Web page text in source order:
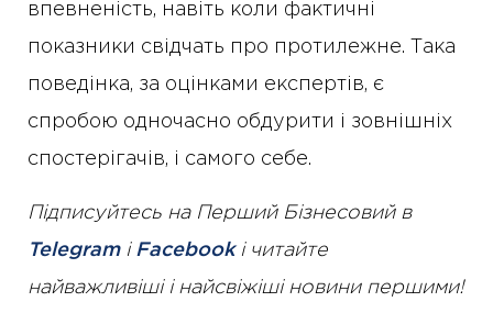
впевненість, навіть коли фактичні
показники свідчать про протилежне. Така
поведінка, за оцінками експертів, є
спробою одночасно обдурити і зовнішніх
спостерігачів, і самого себе.
Підписуйтесь на Перший Бізнесовий в
Telegramі Facebookі читайте
найважливіші і найсвіжіші новини першими!